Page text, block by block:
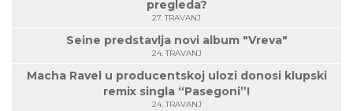
pregleda?
27. TRAVANJ
Seine predstavlja novi album "Vreva"
24. TRAVANJ
Macha Ravel u producentskoj ulozi donosi klupski
remix singla “Pasegoni”!
24. TRAVANJ